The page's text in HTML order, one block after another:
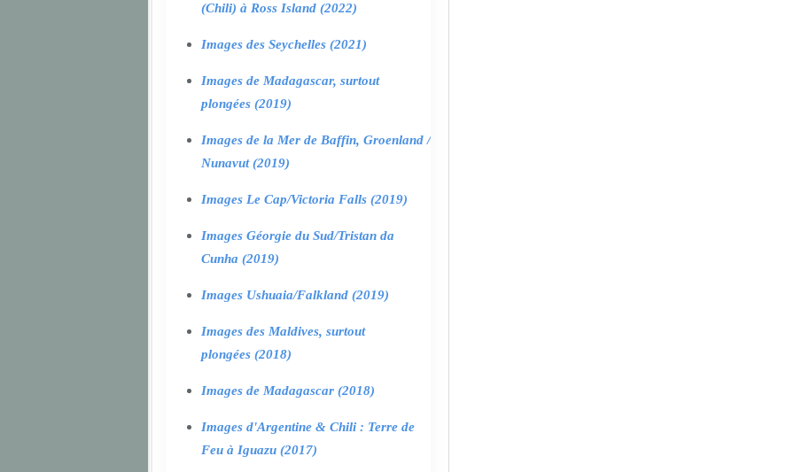
(Chili) à Ross Island (2022)
Images des Seychelles (2021)
Images de Madagascar, surtout
plongées (2019)
Images de la Mer de Baffin, Groenland /
Nunavut (2019)
Images Le Cap/Victoria Falls (2019)
Images Géorgie du Sud/Tristan da
Cunha (2019)
Images Ushuaia/Falkland (2019)
Images des Maldives, surtout
plongées (2018)
Images de Madagascar (2018)
Images d'Argentine & Chili : Terre de
Feu à Iguazu (2017)